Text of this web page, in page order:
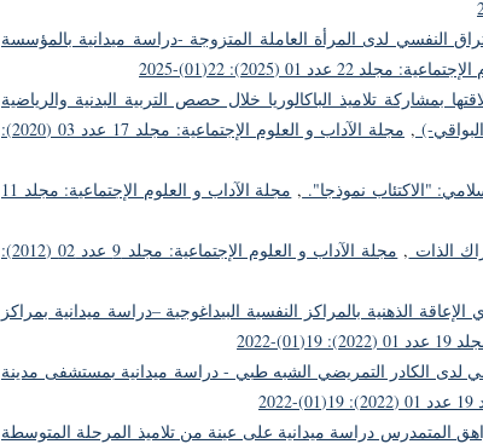
النفسي لدى المرأة العاملة المتزوجة -دراسة ميدانية بالمؤسسة
22 عدد 01 (2025): 22(01)-2025
بمشاركة تلاميذ الباكالوريا خلال حصص التربية البدنية والرياضية
)
,
مجلة الآداب و العلوم الإجتماعية: مجلد 17 عدد 03 (2020):
"الاكتئاب نموذجا". ,
مجلة الآداب و العلوم الإجتماعية: مجلد 11
الذات ,
مجلة الآداب و العلوم الإجتماعية: مجلد 9 عدد 02 (2012):
الذهنية بالمراكز النفسية البيداغوجية –دراسة ميدانية بمراكز
2022
لدى الكادر التمريضي الشبه طبي - دراسة ميدانية بمستشفى مدينة
المتمدرس دراسة ميدانية على عينة من تلاميذ المرحلة المتوسطة